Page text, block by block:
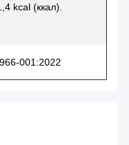
kcal (ккал).
001:2022